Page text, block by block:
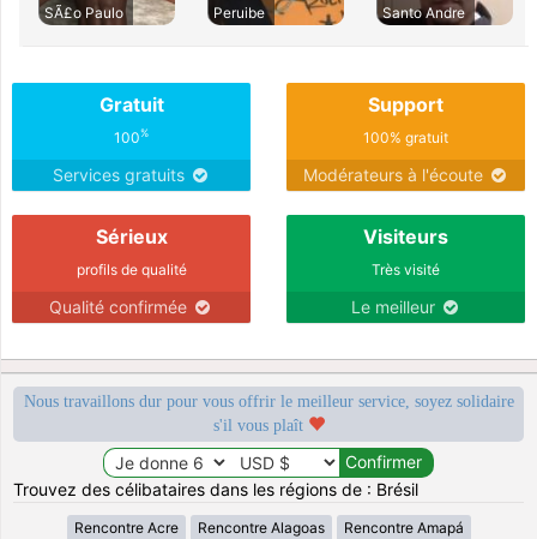
SÃ£o Paulo
Peruibe
Santo Andre
Gratuit
100%
Services gratuits
Support
100% gratuit
Modérateurs à l'écoute
Sérieux
profils de qualité
Qualité confirmée
Visiteurs
Très visité
Le meilleur
Nous travaillons dur pour vous offrir le meilleur service, soyez solidaire
s'il vous plaît
Trouvez des célibataires dans les régions de : Brésil
Rencontre Acre Rencontre Alagoas Rencontre Amapá